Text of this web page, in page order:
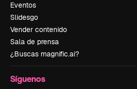
Eventos
Slidesgo
Vender contenido
Sala de prensa
¿Buscas magnific.ai?
Síguenos